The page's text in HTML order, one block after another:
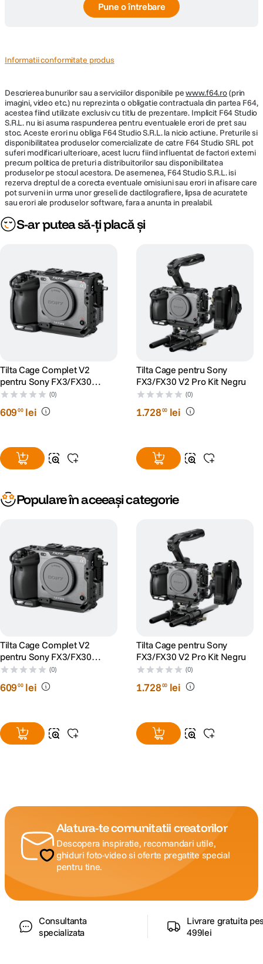
Pune o întrebare
Informatii conformitate produs
Descrierea bunurilor sau a serviciilor disponibile pewww.f64.ro(prin
imagini, video etc.) nu reprezinta o obligatie contractuala din partea F64,
acestea fiind utilizate exclusiv cu titlu de prezentare. Implicit F64 Studio
S.R.L. nu isi asuma raspunderea pentru eventualele erori de pret sau
stoc. Aceste erori nu obliga F64 Studio S.R.L. la nicio actiune. Preturile si
disponibilitatea produselor comercializate de catre F64 Studio SRL pot
suferi modificari ulterioare, acest lucru fiind influentat de factori externi
precum politica de preturi a distribuitorilor sau disponibilitatea
produselor pe stocul acestora. De asemenea, F64 Studio S.R.L. isi
rezerva dreptul de a corecta eventuale omisiuni sau erori in afisare care
pot surveni in urma unor greseli de dactilografiere, lipsa de acuratete
sau erori ale produselor software, fara a anunta in prealabil.
S-ar putea să-ți placă și
Tilta Cage Complet V2
pentru Sony FX3/FX30
Negru
(0)
60900 lei
Tilta Cage pentru Sony
FX3/FX30 V2 Pro Kit Negru
(0)
1.72800 lei
Populare în aceeași categorie
Tilta Cage Complet V2
pentru Sony FX3/FX30
Negru
(0)
60900 lei
Tilta Cage pentru Sony
FX3/FX30 V2 Pro Kit Negru
(0)
1.72800 lei
Alatura-te comunitatii creatorilor
Descopera inspiratie, recomandari utile,
ghiduri foto-video si oferte pregatite special
pentru tine.
Consultanta
specializata
Livrare gratuita
499lei